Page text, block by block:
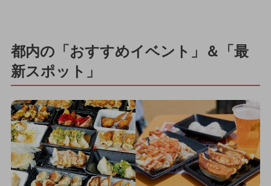
都内の「おすすめイベント」＆「最
新スポット」